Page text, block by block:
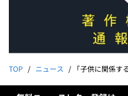
TOP ニュース 「子供に関係するタトゥーを彫った」栃木強盗殺人